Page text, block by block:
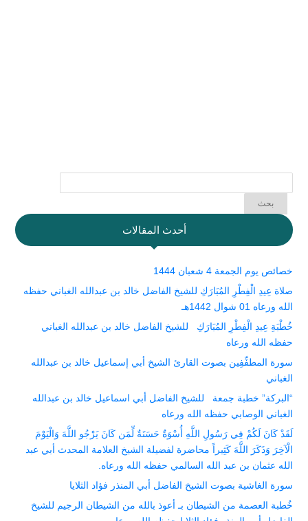
أحدث المقالات
خصائص يوم الجمعة 4 شعبان 1444
صلاة عِيدِ الْفِطْرِ المُبَارَكِ للشيخ الفاضل خالد بن عبدالله الغباني حفظه
الله ورعاه 01 شوال 1442هـ
خُطْبَةِ عِيدِ الْفِطْرِ المُبَارَكِ للشيخ الفاضل خالد بن عبدالله الغباني
حفظه الله ورعاه
سورة المطفِّفِين بصوت القارئ الشيخ أبي إسماعيل خالد بن عبدالله
الغباني
“البركة” خطبة جمعة للشيخ الفاضل أبي اسماعيل خالد بن عبدالله
الغباني الوصابي حفظه الله ورعاه
لَقَدْ كَانَ لَكُمْ فِي رَسُولِ اللَّهِ أُسْوَةٌ حَسَنَةٌ لِّمَن كَانَ يَرْجُو اللَّهَ وَالْيَوْمَ
الْآخِرَ وَذَكَرَ اللَّهَ كَثِيراً محاضرة لفضيلة الشيخ العلامة المحدث أبي عبد
الله عثمان بن عبد الله السالمي حفظه الله ورعاه.
سورة الغاشية بصوت الشيخ الفاضل أبي المنذر فؤاد الثلايا
خُطبة العصمة من الشيطان بـ أعوذ بالله من الشيطان الرجيم للشيخ